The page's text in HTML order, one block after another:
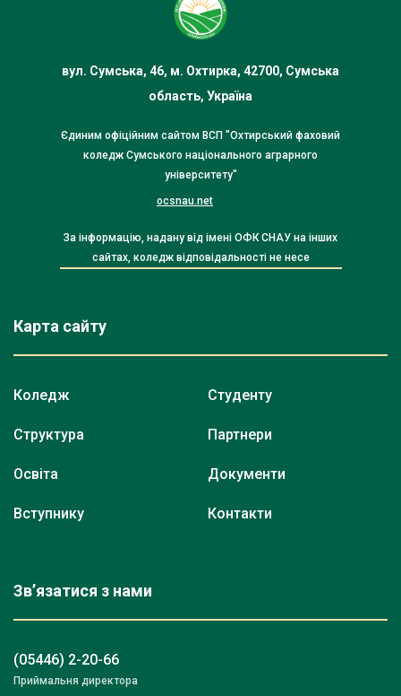
вул. Сумська, 46, м. Охтирка, 42700, Сумська
область, Україна
Єдиним офіційним сайтом ВСП "Охтирський фаховий
коледж Сумського національного аграрного
університету"
ocsnau.net
За інформацію, надану від імені ОФК СНАУ на інших
сайтах, коледж відповідальності не несе
Карта сайту
Коледж
Структура
Освіта
Вступнику
Студенту
Партнери
Документи
Контакти
Зв’язатися з нами
(05446) 2-20-66
Приймальня директора